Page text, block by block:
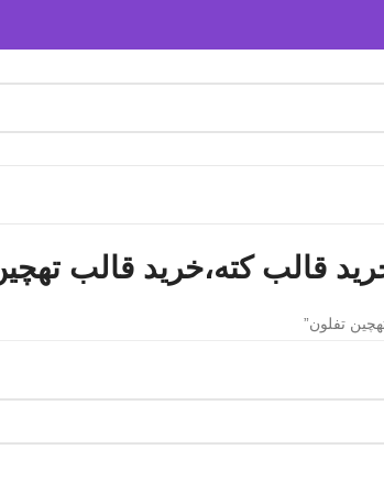
قالب کته،خرید قالب
تفلون”